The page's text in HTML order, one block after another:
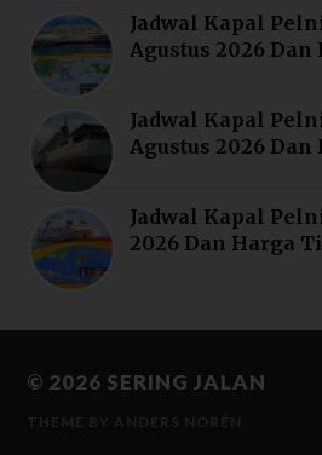
Jadwal Kapal
Agustus 2026
Jadwal Kapal
Agustus 2026
Jadwal Kapal
2026 Dan Harga
© 2026 SERING JALAN